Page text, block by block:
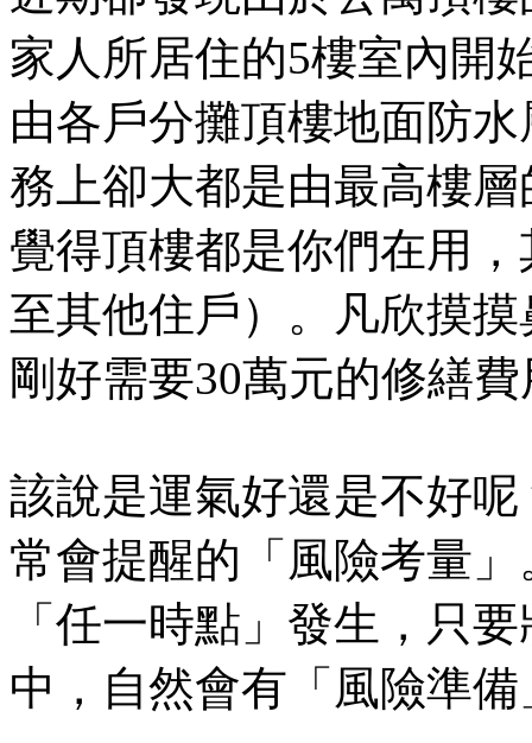
家人所居住的5樓室內開
由各戶分攤頂樓地面防
務上卻大都是由最高樓
覺得頂樓都是你們在用
至其他住戶）。凡欣摸
剛好需要30萬元的修繕
該說是運氣好還是不好
常會提醒的「風險考量
「任一時點」發生，只
中，自然會有「風險準